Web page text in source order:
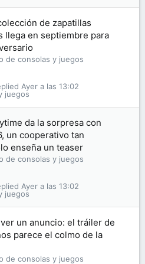
de zapatillas
llega en septiembre para
de consolas y juegos
juegos
Ayer a las 13:02
da la sorpresa con
un cooperativo tan
enseña un teaser
de consolas y juegos
juegos
Ayer a las 13:02
un anuncio: el tráiler de
parece el colmo de la
de consolas y juegos